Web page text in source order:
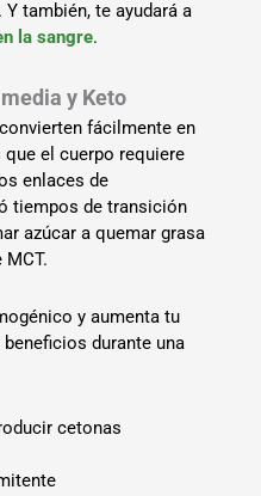
también, te ayudará a
la sangre.
y Keto
fácilmente en
el cuerpo requiere
enlaces de
tiempos de transición
azúcar a quemar grasa
y aumenta tu
durante una
cetonas